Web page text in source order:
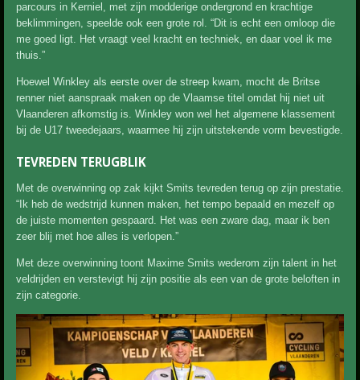
parcours in Kerniel, met zijn modderige ondergrond en krachtige
beklimmingen, speelde ook een grote rol. “Dit is echt een omloop die
me goed ligt. Het vraagt veel kracht en techniek, en daar voel ik me
thuis.”
Hoewel Winkley als eerste over de streep kwam, mocht de Britse
renner niet aanspraak maken op de Vlaamse titel omdat hij niet uit
Vlaanderen afkomstig is. Winkley won wel het algemene klassement
bij de U17 tweedejaars, waarmee hij zijn uitstekende vorm bevestigde.
TEVREDEN TERUGBLIK
Met de overwinning op zak kijkt Smits tevreden terug op zijn prestatie.
“Ik heb de wedstrijd kunnen maken, het tempo bepaald en mezelf op
de juiste momenten gespaard. Het was een zware dag, maar ik ben
zeer blij met hoe alles is verlopen.”
Met deze overwinning toont Maxime Smits wederom zijn talent in het
veldrijden en verstevigt hij zijn positie als een van de grote beloften in
zijn categorie.